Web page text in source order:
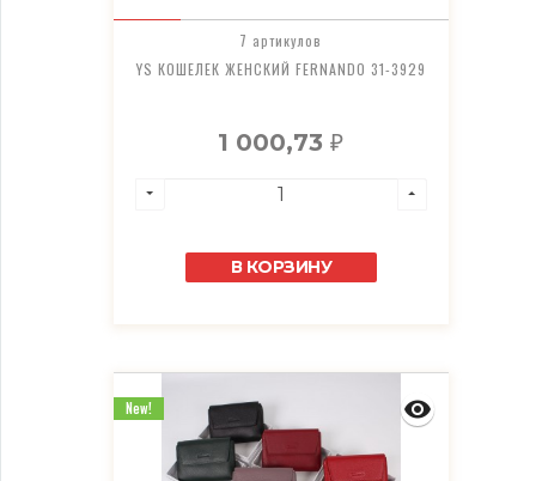
7 артикулов
YS КОШЕЛЕК ЖЕНСКИЙ FERNANDO 31-3929
1 000,73₽
В КОРЗИНУ
New!